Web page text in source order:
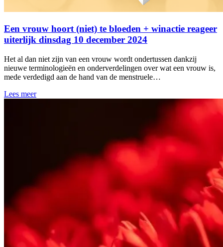
Een vrouw hoort (niet) te bloeden + winactie reageer
uiterlijk dinsdag 10 december 2024
Het al dan niet zijn van een vrouw wordt ondertussen dankzij
nieuwe terminologieën en onderverdelingen over wat een vrouw is,
mede verdedigd aan de hand van de menstruele…
Lees meer